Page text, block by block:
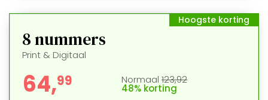
Hoogste korting
8nummers
Print & Digitaal
64,99 Normaal 123,92
48% korting